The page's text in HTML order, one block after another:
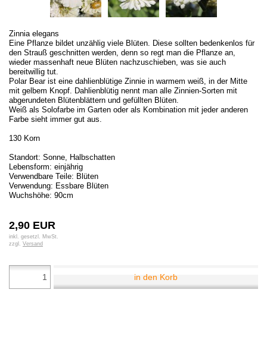
Zinnia elegans
Eine Pflanze bildet unzählig viele Blüten. Diese sollten bedenkenlos für
den Strauß geschnitten werden, denn so regt man die Pflanze an,
wieder massenhaft neue Blüten nachzuschieben, was sie auch
bereitwillig tut.
Polar Bear ist eine dahlienblütige Zinnie in warmem weiß, in der Mitte
mit gelbem Knopf. Dahlienblütig nennt man alle Zinnien-Sorten mit
abgerundeten Blütenblättern und gefüllten Blüten.
Weiß als Solofarbe im Garten oder als Kombination mit jeder anderen
Farbe sieht immer gut aus.
130 Korn
Standort: Sonne, Halbschatten
Lebensform: einjährig
Verwendbare Teile: Blüten
Verwendung: Essbare Blüten
Wuchshöhe: 90cm
2,90 EUR
inkl. gesetzl. MwSt.
zzgl. Versand
in den Korb